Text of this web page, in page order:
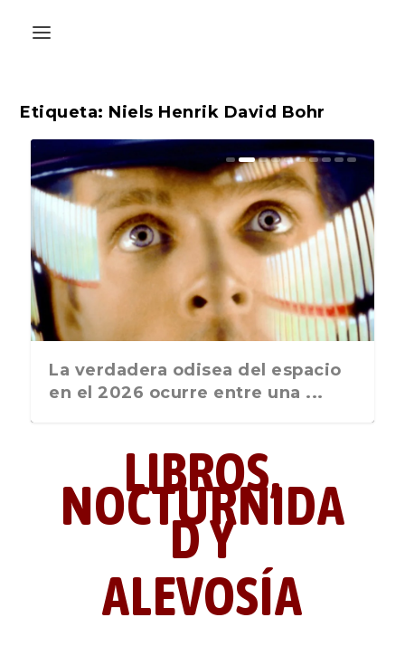
Etiqueta: Niels Henrik David Bohr
La última postal de la temporada
nos recuerda que nos vamos ...
La verdadera odisea del espacio
en el 2026 ocurre entre una ...
LIBROS,
NOCTURNIDA
D Y
ALEVOSÍA